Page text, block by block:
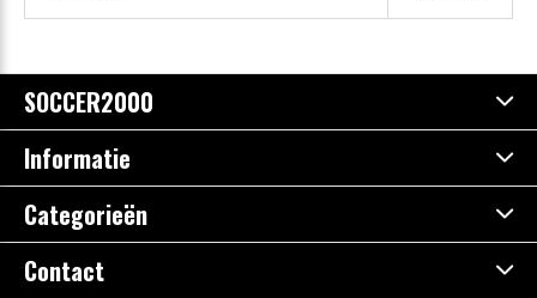
SOCCER2000
Informatie
Categorieën
Contact